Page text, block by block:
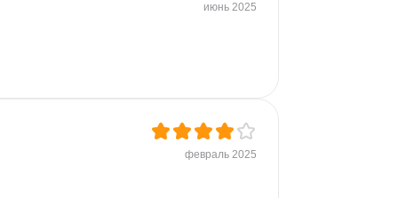
июнь 2025
февраль 2025